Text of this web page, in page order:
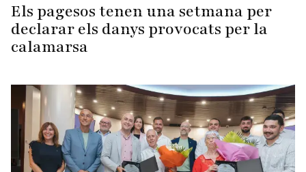
Els pagesos tenen una setmana per
declarar els danys provocats per la
calamarsa